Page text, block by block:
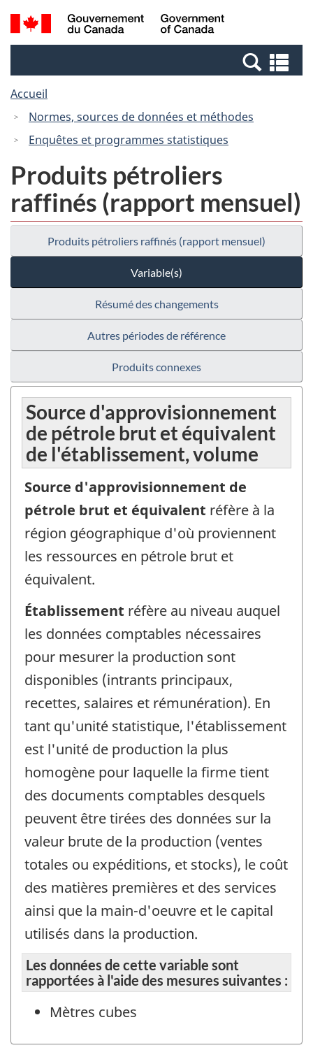
Passer
au
Passer
à
Canada
Recherche
et
et
Accueil
Normes, sources de données et méthodes
Enquêtes et programmes statistiques
Produits pétroliers
raffinés (rapport mensuel)
Produits pétroliers raffinés (rapport mensuel)
Variable(s)
Résumé des changements
Autres périodes de référence
Produits connexes
Source d'approvisionnement
de pétrole brut et équivalent
de l'établissement, volume
Source d'approvisionnement de
pétrole brut et équivalent réfère à la
région géographique d'où proviennent
les ressources en pétrole brut et
équivalent.
Établissement réfère au niveau auquel
les données comptables nécessaires
pour mesurer la production sont
disponibles (intrants principaux,
recettes, salaires et rémunération). En
tant qu'unité statistique, l'établissement
est l'unité de production la plus
homogène pour laquelle la firme tient
des documents comptables desquels
peuvent être tirées des données sur la
valeur brute de la production (ventes
totales ou expéditions, et stocks), le coût
des matières premières et des services
ainsi que la main-d'oeuvre et le capital
utilisés dans la production.
Les données de cette variable sont
rapportées à l'aide des mesures suivantes :
Mètres cubes